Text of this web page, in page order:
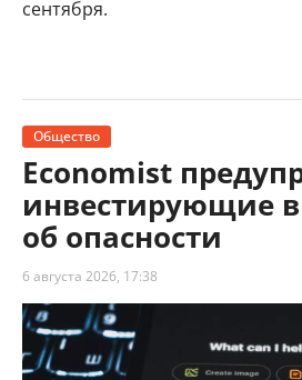
сентября.
Общество
Economist
инвестирующие
об опасности
6 августа 2026, 17:38